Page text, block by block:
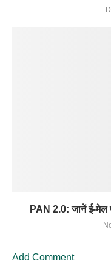
PAN 2.0: जानें ई-मेल
Add Comment